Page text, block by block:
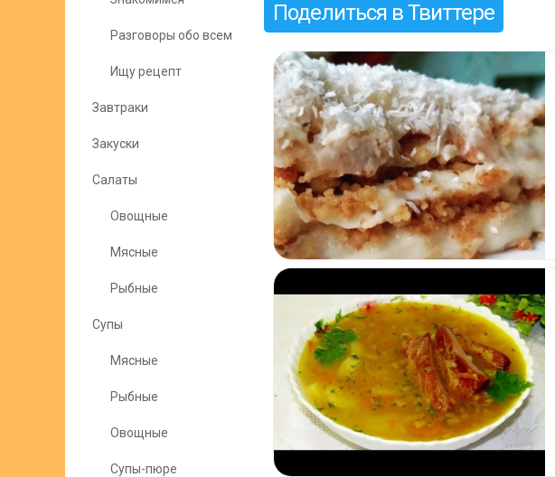
Разговоры обо всем
Ищу рецепт
Завтраки
Закуски
Салаты
Овощные
Мясные
Рыбные
Супы
Мясные
Рыбные
Овощные
Супы-пюре
Поделиться в Твиттере